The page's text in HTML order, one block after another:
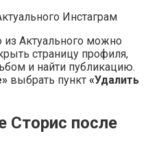
Актуального можно
страницу профиля,
и найти публикацию.
выбрать пункт «Удалить
Сторис после